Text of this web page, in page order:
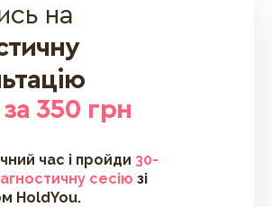
на
за 350 грн
час і пройди 30-
сесію зі
HoldYou.